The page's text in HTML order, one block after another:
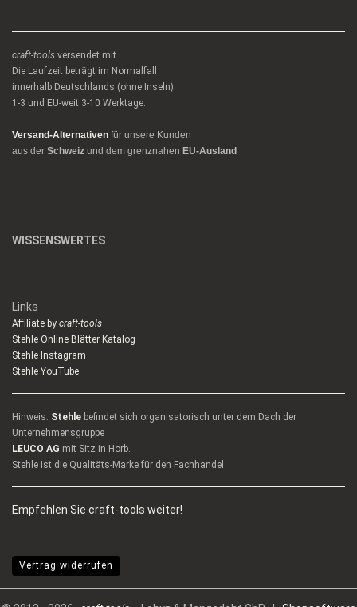
craft-tools versendet mit
Die Laufzeit beträgt im Normalfall
innerhalb Deutschlands (ohne Inseln)
1-3 und EU-weit 3-10 Werktage.
Versand-Alternativen für unsere Kunden
aus der Schweiz und dem grenznahen EU-Ausland
WISSENSWERTES
Links
Affiliate by craft-tools
Stehle Online Blätter Katalog
Stehle Instagram
Stehle YouTube
Hinweis: Stehle befindet sich organisatorisch unter dem Dach der
Unternehmensgruppe
LEUCO AG mit Sitz in Horb.
Stehle ist die Qualitäts-Marke für den Fachhandel
Empfehlen Sie craft-tools weiter!
Vertrag widerrufen